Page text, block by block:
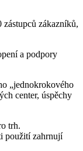
zákazníků,
a podpory
„jednokrokového
center, úspěchy
trh.
použití zahrnují